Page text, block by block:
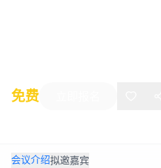
免费
会议介绍拟邀嘉宾